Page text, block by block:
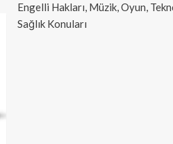
Engelli Hakları, Müzik, Oyun,
Sağlık Konuları